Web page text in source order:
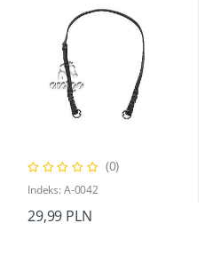
(0)
Indeks: A-0042
29,99 PLN